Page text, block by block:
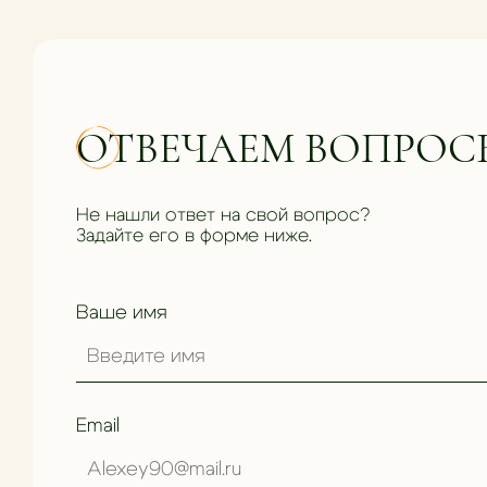
ОТВЕЧАЕМ
Не нашли ответ на свой вопрос?
Задайте его в форме ниже.
Ваше имя
Email